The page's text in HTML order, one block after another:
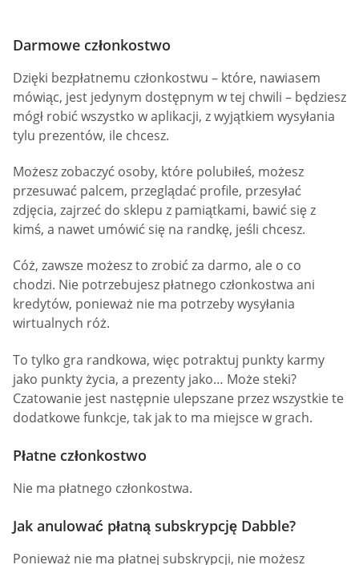
Darmowe członkostwo
Dzięki bezpłatnemu członkostwu – które, nawiasem
mówiąc, jest jedynym dostępnym w tej chwili – będziesz
mógł robić wszystko w aplikacji, z wyjątkiem wysyłania
tylu prezentów, ile chcesz.
Możesz zobaczyć osoby, które polubiłeś, możesz
przesuwać palcem, przeglądać profile, przesyłać
zdjęcia, zajrzeć do sklepu z pamiątkami, bawić się z
kimś, a nawet umówić się na randkę, jeśli chcesz.
Cóż, zawsze możesz to zrobić za darmo, ale o co
chodzi. Nie potrzebujesz płatnego członkostwa ani
kredytów, ponieważ nie ma potrzeby wysyłania
wirtualnych róż.
To tylko gra randkowa, więc potraktuj punkty karmy
jako punkty życia, a prezenty jako… Może steki?
Czatowanie jest następnie ulepszane przez wszystkie te
dodatkowe funkcje, tak jak to ma miejsce w grach.
Płatne członkostwo
Nie ma płatnego członkostwa.
Jak anulować płatną subskrypcję Dabble?
Ponieważ nie ma płatnej subskrypcji, nie możesz